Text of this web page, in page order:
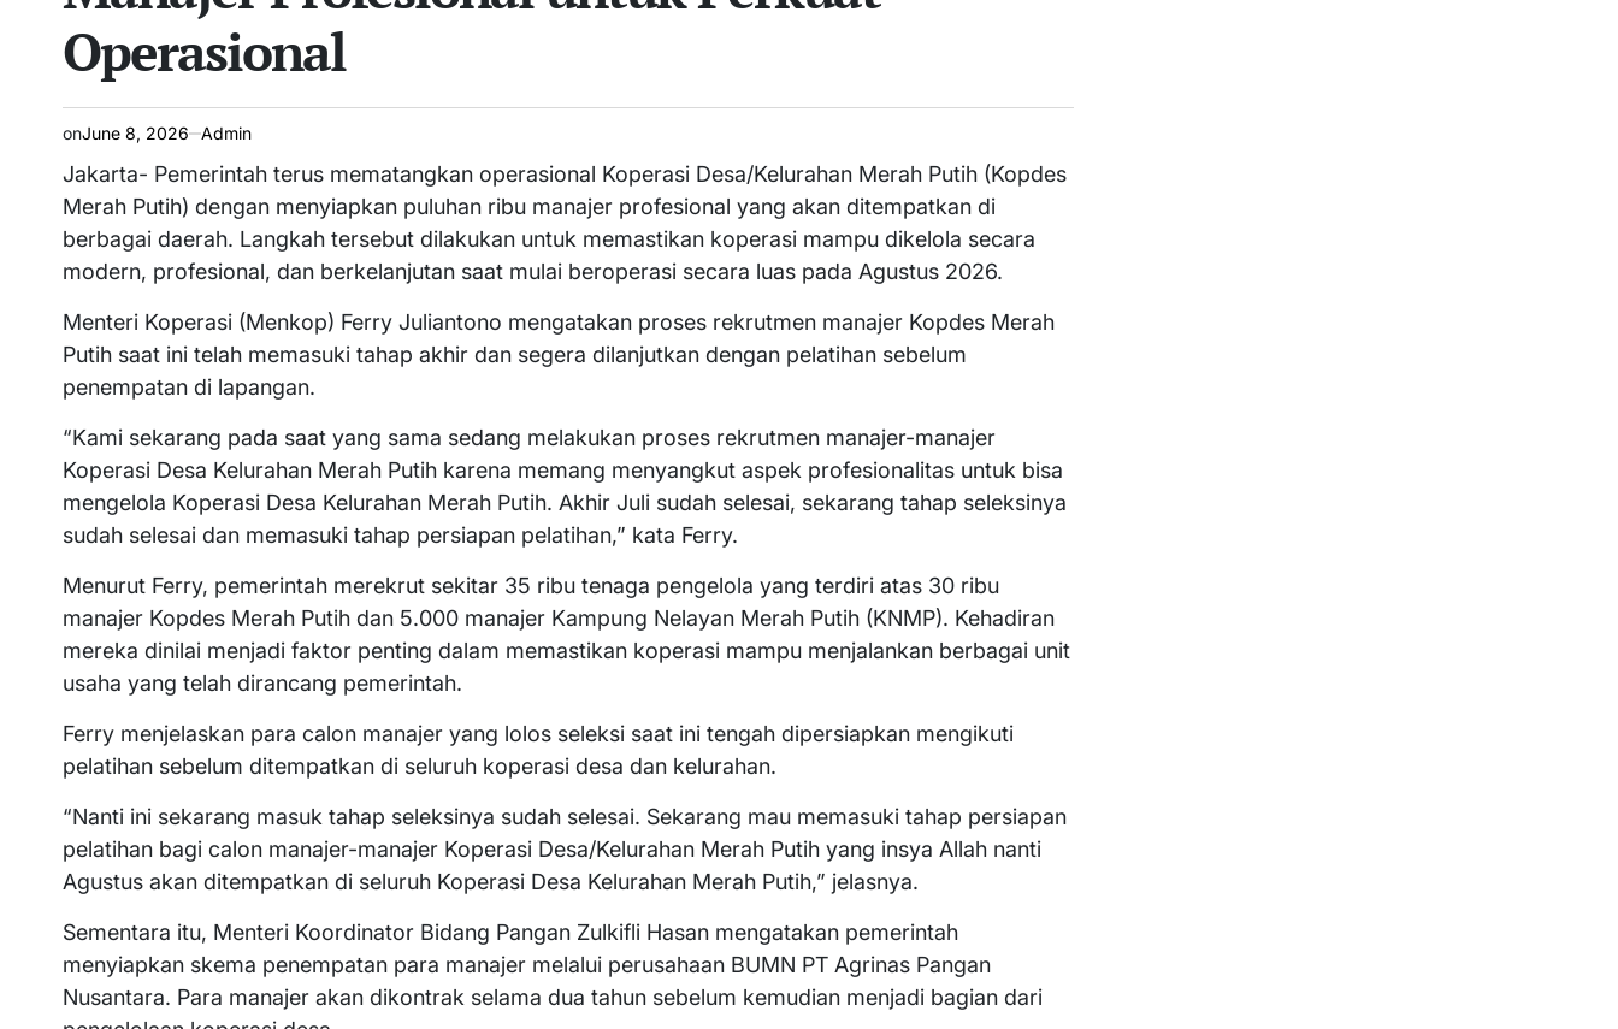
Operasional
onJune 8, 2026 Admin
Jakarta- Pemerintah terus mematangkan operasional Koperasi Desa/Kelurahan Merah Putih (Kopdes
Merah Putih) dengan menyiapkan puluhan ribu manajer profesional yang akan ditempatkan di
berbagai daerah. Langkah tersebut dilakukan untuk memastikan koperasi mampu dikelola secara
modern, profesional, dan berkelanjutan saat mulai beroperasi secara luas pada Agustus 2026.
Menteri Koperasi (Menkop) Ferry Juliantono mengatakan proses rekrutmen manajer Kopdes Merah
Putih saat ini telah memasuki tahap akhir dan segera dilanjutkan dengan pelatihan sebelum
penempatan di lapangan.
“Kami sekarang pada saat yang sama sedang melakukan proses rekrutmen manajer-manajer
Koperasi Desa Kelurahan Merah Putih karena memang menyangkut aspek profesionalitas untuk bisa
mengelola Koperasi Desa Kelurahan Merah Putih. Akhir Juli sudah selesai, sekarang tahap seleksinya
sudah selesai dan memasuki tahap persiapan pelatihan,” kata Ferry.
Menurut Ferry, pemerintah merekrut sekitar 35 ribu tenaga pengelola yang terdiri atas 30 ribu
manajer Kopdes Merah Putih dan 5.000 manajer Kampung Nelayan Merah Putih (KNMP). Kehadiran
mereka dinilai menjadi faktor penting dalam memastikan koperasi mampu menjalankan berbagai unit
usaha yang telah dirancang pemerintah.
Ferry menjelaskan para calon manajer yang lolos seleksi saat ini tengah dipersiapkan mengikuti
pelatihan sebelum ditempatkan di seluruh koperasi desa dan kelurahan.
“Nanti ini sekarang masuk tahap seleksinya sudah selesai. Sekarang mau memasuki tahap persiapan
pelatihan bagi calon manajer-manajer Koperasi Desa/Kelurahan Merah Putih yang insya Allah nanti
Agustus akan ditempatkan di seluruh Koperasi Desa Kelurahan Merah Putih,” jelasnya.
Sementara itu, Menteri Koordinator Bidang Pangan Zulkifli Hasan mengatakan pemerintah
menyiapkan skema penempatan para manajer melalui perusahaan BUMN PT Agrinas Pangan
Nusantara. Para manajer akan dikontrak selama dua tahun sebelum kemudian menjadi bagian dari